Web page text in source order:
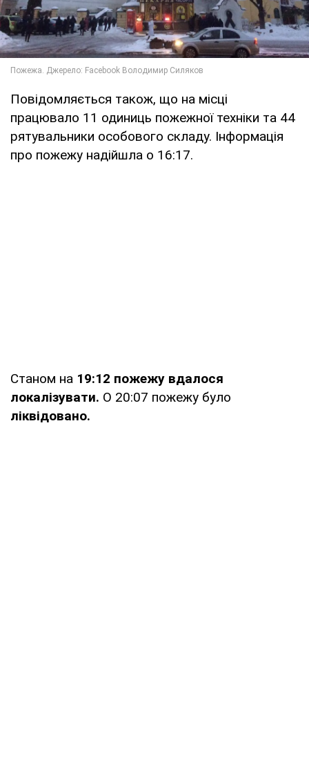
Повідомляється також, що на місці
працювало 11 одиниць пожежної техніки та 44
рятувальники особового складу. Інформація
про пожежу надійшла о 16:17.
Станом на 19:12 пожежу вдалося
локалізувати. О 20:07 пожежу було
ліквідовано.